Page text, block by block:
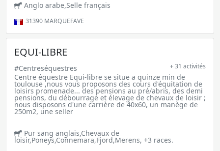
Anglo arabe,Selle français
31390 MARQUEFAVE
EQUI-LIBRE
#Centreséquestres + 31 activités
Centre équestre Equi-libre se situe a quinze min de
toulouse ,nous vous proposons des cours d'équitation de
loisirs promenade... des pensions au pré/abris, des demi
pensions, du débourrage et élevage de chevaux de loisir ;
nous disposons d'une carrière de 40x60, un manège de
250m2, une seller
Pur sang anglais,Chevaux de
loisir,Poneys,Connemara,Fjord,Merens, +3 races.